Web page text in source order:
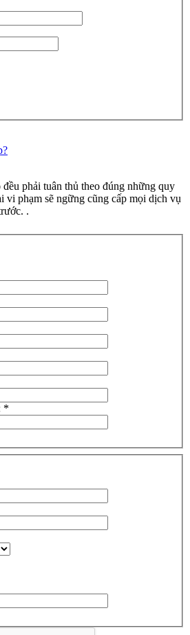
phải tuân thủ theo đúng những quy
vi phạm sẽ ngững cũng cấp mọi dịch vụ
.
*